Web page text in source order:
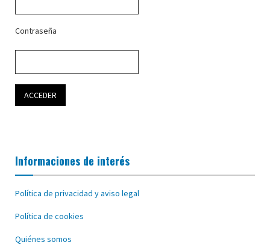
Contraseña
Informaciones de interés
Política de privacidad y aviso legal
Política de cookies
Quiénes somos